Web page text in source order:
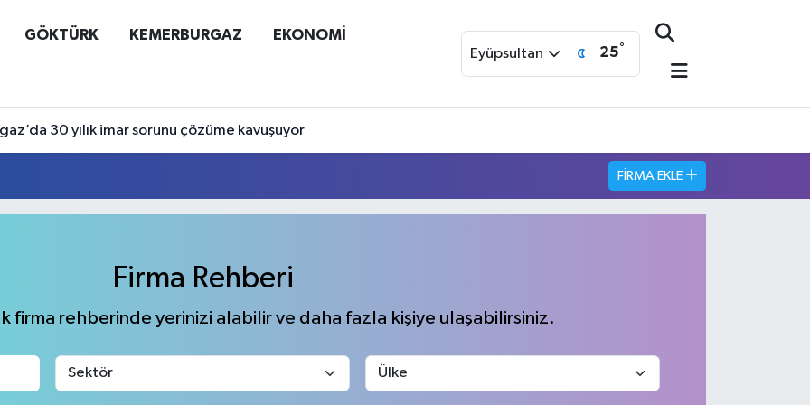
GÖKTÜRK KEMERBURGAZ EKONOMİ
Eyüpsultan 25°
30 yılık imar sorunu çözüme kavuşuyor
FIRMA EKLE
Firma Rehberi
firma rehberinde yerinizi alabilir ve daha fazla kişiye ulaşabilirsiniz.